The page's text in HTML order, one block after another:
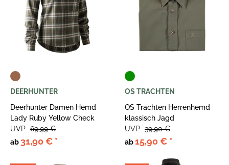
DEERHUNTER
Deerhunter Damen Hemd
Lady Ruby Yellow Check
ab 31,90 € *
UVP 69,99 €
OS TRACHTEN
OS Trachten Herrenhemd
klassisch Jagd
ab15,90 € *
UVP 39,90 €